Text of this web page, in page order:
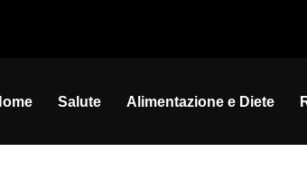
Salute Alimentazione e Diete